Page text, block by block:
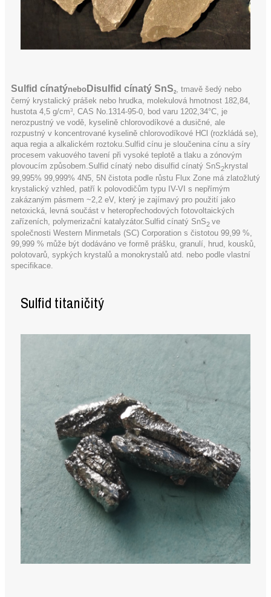
Sulfid cínatýnebo Disulfid cínatý SnS2, tmavě šedý nebo
černý krystalický prášek nebo hrudka, molekulová hmotnost 182,84,
hustota 4,5 g/cm3, CAS No.1314-95-0, bod varu 1202,34°C, je
nerozpustný ve vodě, kyselině chlorovodíkové a dusičné, ale
rozpustný v koncentrované kyselině chlorovodíkové HCl (rozkládá se),
aqua regia a alkalickém roztoku.Sulfid cínu je sloučenina cínu a síry
procesem vakuového tavení při vysoké teplotě a tlaku a zónovým
plovoucím způsobem.Sulfid cínatý nebo disulfid cínatý SnS2krystal
99,995% 99,999% 4N5, 5N čistota podle růstu Flux Zone má zlatožlutý
krystalický vzhled, patří k polovodičům typu IV-VI s nepřímým
zakázaným pásmem ~2,2 eV, který je zajímavý pro použití jako
netoxická, levná součást v heteropřechodových fotovoltaických
zařízeních, polymerizační katalyzátor.Sulfid cínatý SnS2 ve
společnosti Western Minmetals (SC) Corporation s čistotou 99,99 %,
99,999 % může být dodáváno ve formě prášku, granulí, hrud, kousků,
polotovarů, sypkých krystalů a monokrystalů atd. nebo podle vlastní
specifikace.
Sulfid titaničitý